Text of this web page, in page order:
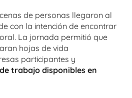
de personas llegaron al
con la intención de encontrar
La jornada permitió que
hojas de vida
participantes y
trabajo disponibles en